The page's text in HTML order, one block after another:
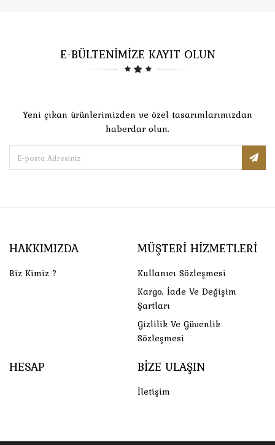
E-BÜLTENİMİZE KAYIT OLUN
Yeni çıkan ürünlerimizden ve özel tasarımlarımızdan
haberdar olun.
HAKKIMIZDA
Biz Kimiz ?
MÜŞTERI HIZMETLERI
Kullanıcı Sözleşmesi
Kargo, İade Ve Değişim
Şartları
Gizlilik Ve Güvenlik
Sözleşmesi
HESAP BIZE ULAŞIN
İletişim